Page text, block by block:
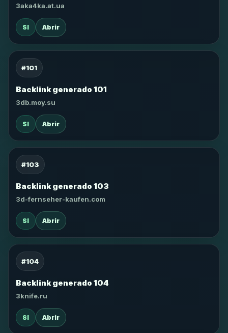
3aka4ka.at.ua
SI Abrir
#101
Backlink generado 101
3db.moy.su
SI Abrir
#103
Backlink generado 103
3d-fernseher-kaufen.com
SI Abrir
#104
Backlink generado 104
3knife.ru
SI Abrir